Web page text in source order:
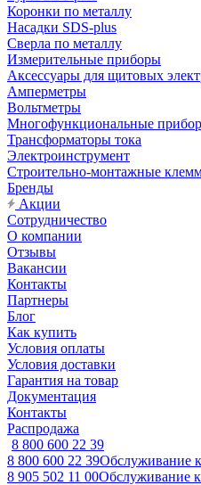
Коронки по металлу
Насадки SDS-plus
Сверла по металлу
Измерительные приборы
Аксессуары для щитовых
Амперметры
Вольтметры
Многофункциональные
Трансформаторы тока
Электроинструмент
Строительно-монтажные
Бренды
Акции
Сотрудничество
О компании
Отзывы
Вакансии
Контакты
Партнеры
Блог
Как купить
Условия оплаты
Условия доставки
Гарантия на товар
Документация
Контакты
Распродажа
8 800 600 22 39
8 800 600 22 39Обслуживание
8 905 502 11 00Обслуживание